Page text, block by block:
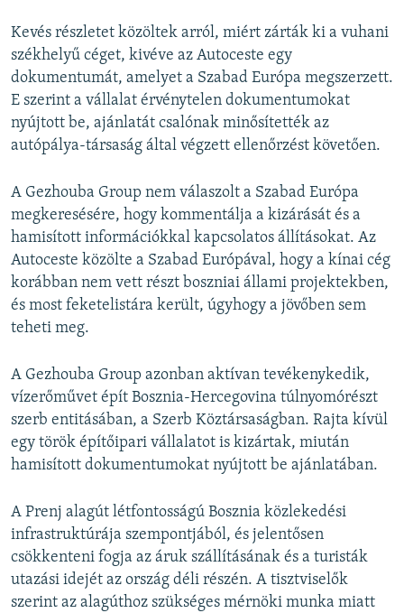
Kevés részletet közöltek arról, miért zárták ki a vuhani
székhelyű céget, kivéve az Autoceste egy
dokumentumát, amelyet a Szabad Európa megszerzett.
E szerint a vállalat érvénytelen dokumentumokat
nyújtott be, ajánlatát csalónak minősítették az
autópálya-társaság által végzett ellenőrzést követően.
A Gezhouba Group nem válaszolt a Szabad Európa
megkeresésére, hogy kommentálja a kizárását és a
hamisított információkkal kapcsolatos állításokat. Az
Autoceste közölte a Szabad Európával, hogy a kínai cég
korábban nem vett részt boszniai állami projektekben,
és most feketelistára került, úgyhogy a jövőben sem
teheti meg.
A Gezhouba Group azonban aktívan tevékenykedik,
vízerőművet épít Bosznia-Hercegovina túlnyomórészt
szerb entitásában, a Szerb Köztársaságban. Rajta kívül
egy török építőipari vállalatot is kizártak, miután
hamisított dokumentumokat nyújtott be ajánlatában.
A Prenj alagút létfontosságú Bosznia közlekedési
infrastruktúrája szempontjából, és jelentősen
csökkenteni fogja az áruk szállításának és a turisták
utazási idejét az ország déli részén. A tisztviselők
szerint az alagúthoz szükséges mérnöki munka miatt